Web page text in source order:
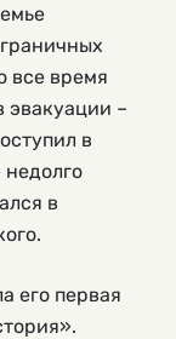
все время
эвакуации –
в
в
его первая